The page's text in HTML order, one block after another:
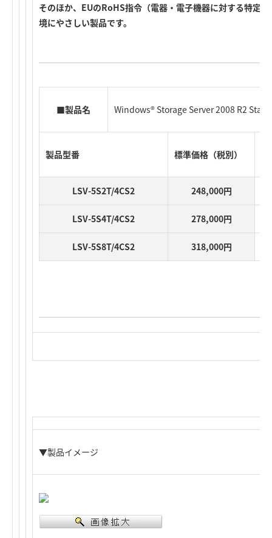
そのほか、EUのRoHS指令（電器・電子機器に対する特定
境にやさしい製品です。
■製品名 Windows® Storage Server 2008 R2
製品型番 標準価格（税別）
LSV-5S2T/4CS2 248,000円
LSV-5S4T/4CS2 278,000円
LSV-5S8T/4CS2 318,000円
▼製品イメージ